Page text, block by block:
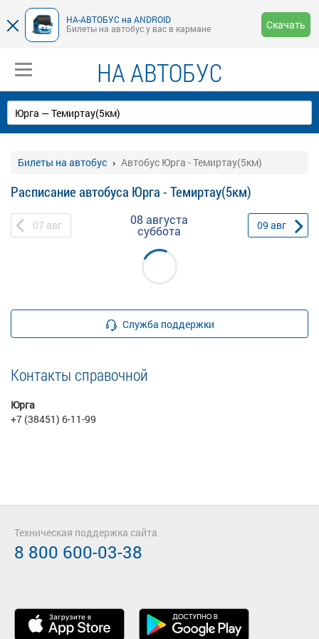
НА-АВТОБУС на ANDROID
Билеты на автобус у вас в кармане
Скачать
НА АВТОБУС
Билеты на автобус Автобус Юрга - Темиртау(5км)
Расписание автобуса Юрга - Темиртау(5км)
07 авг 08 августа
суббота 09 авг
Служба поддержки
Контакты справочной
Юрга
+7 (38451) 6-11-99
Техническая поддержка сайта
8 800 600-03-38